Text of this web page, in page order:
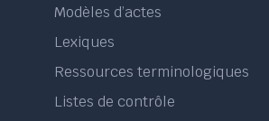
Modèles d’actes
Lexiques
Ressources terminologiques
Listes de contrôle